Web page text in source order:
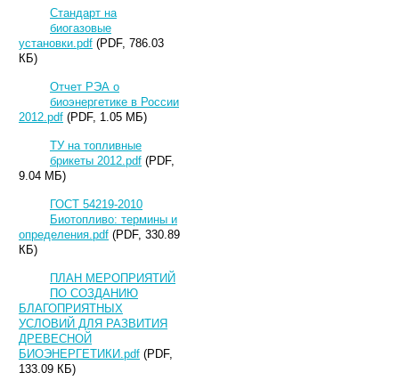
Стандарт на
биогазовые
установки.pdf (PDF, 786.03
КБ)
Отчет РЭА о
биоэнергетике в России
2012.pdf (PDF, 1.05 МБ)
ТУ на топливные
брикеты 2012.pdf (PDF,
9.04 МБ)
ГОСТ 54219-2010
Биотопливо: термины и
определения.pdf (PDF, 330.89
КБ)
ПЛАН МЕРОПРИЯТИЙ
ПО СОЗДАНИЮ
БЛАГОПРИЯТНЫХ
УСЛОВИЙ ДЛЯ РАЗВИТИЯ
ДРЕВЕСНОЙ
БИОЭНЕРГЕТИКИ.pdf (PDF,
133.09 КБ)